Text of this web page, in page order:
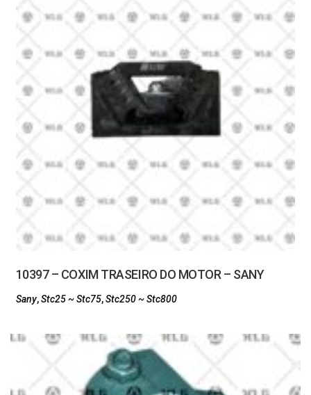
10397 – COXIM TRASEIRO DO MOTOR – SANY
Sany,Stc25 ~ Stc75,Stc250 ~ Stc800